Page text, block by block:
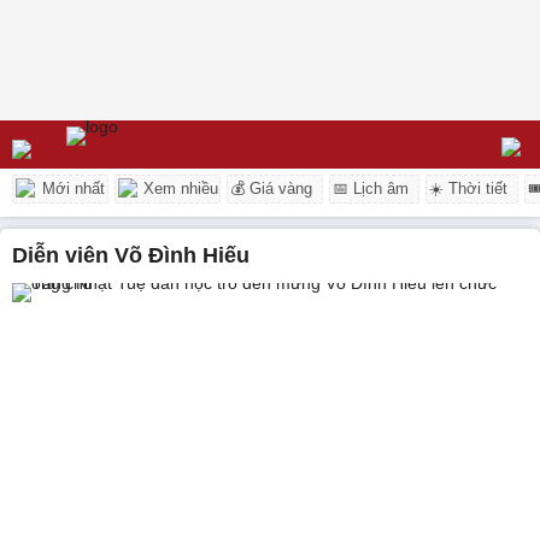
Mới nhất Xem nhiều 💰 Giá vàng 📅 Lịch âm ☀️ Thời tiết
diễn viên Võ Đình Hiếu